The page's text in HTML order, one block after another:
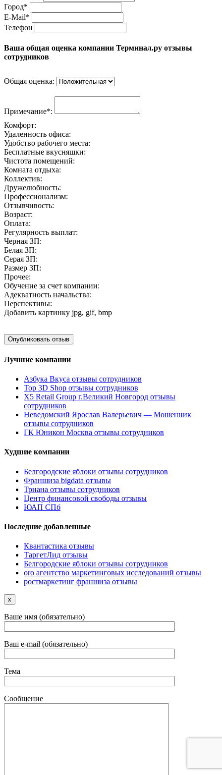
Город*
E-Mail*
Телефон
Ваша общая оценка компании Терминал.ру отзывы
сотрудников
Общая оценка:
Примечание*:
Комфорт:
Удаленность офиса:
Удобство рабочего места:
Бесплатные вкусняшки:
Чистота помещений:
Комната отдыха:
Коллектив:
Дружелюбность:
Профессионализм:
Отзывчивость:
Возраст:
Оплата:
Регулярность выплат:
Черная ЗП:
Белая ЗП:
Серая ЗП:
Размер ЗП:
Прочее:
Обучение за счет компании:
Адекватность начальства:
Перспективы:
Добавить картинку jpg, gif, bmp
Лучшие компании
Азбука Вкуса отзывы сотрудников
Top 3D Shop отзывы сотрудников
X5 Retail Group г.Великий Новгород отзывы
сотрудников
Неведомский Ярослав Валерьевич — Мошенник
отзывы сотрудников
ГК Юникон Москва отзывы сотрудников
Худшие компании
Белгородские яблоки отзывы сотрудников
Франшиза bigdata отзывы
Триана отзывы сотрудников
Центр финансовой свободы отзывы
ЮАП СПб
Последние добавленные
Квантастика отзывы
ТаргетЛид отзывы
Белгородские яблоки отзывы сотрудников
oro агентство маркетинговых исследований отзывы
ростмаркетинг франшиза отзывы
x
Ваше имя (обязательно)
Ваш e-mail (обязательно)
Тема
Сообщение